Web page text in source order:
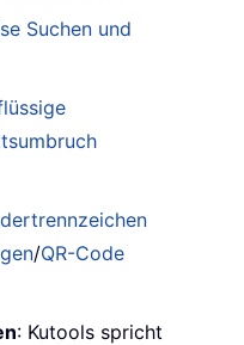
Suchen und
/QR-Code
: Kutools spricht